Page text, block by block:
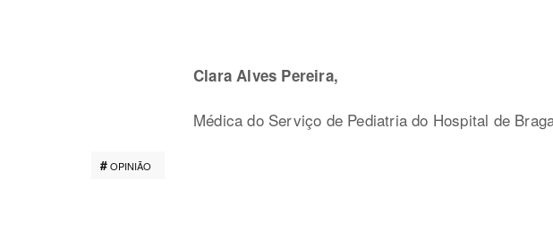
Clara Alves Pereira,
Médica do Serviço de Pediatria do Hospital de
OPINIÃO